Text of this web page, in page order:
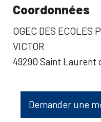
Coordonnées
OGEC DES ECOLES
VICTOR
49290 Saint Laurent
Demander une